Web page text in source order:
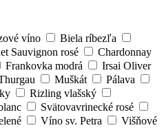
víno
Biela ríbezľa
Sauvignon rosé
Chardonnay
Frankovka modrá
Irsai Oliver
Muškát
Pálava
Rizling vlašský
Svätovavrinecké rosé
Víno sv. Petra
Višňové